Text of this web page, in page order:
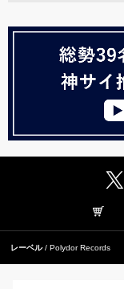
レーベル Polydor Records